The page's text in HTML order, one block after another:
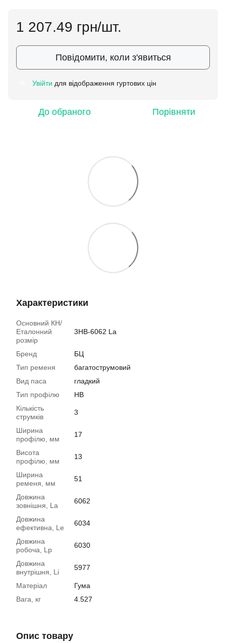
1 207.49 грн/шт.
Повідомити, коли з'явиться
Увійти для відображення гуртових цін
До обраного Порівняти
Характеристики
Основний КН/
Еталонний
розмір
3НB-6062 La
Бренд
БЦ
Тип ременя
багатострумовий
Вид паса
гладкий
Тип профілю
HB
Кількість
струмків
3
Ширина
профілю, мм
17
Висота
профілю, мм
13
Ширина
ременя, мм
51
Довжина
зовнішня, La
6062
Довжина
ефективна, Le
6034
Довжина
робоча, Lp
6030
Довжина
внутрішня, Li
5977
Матеріал
Гума
Вага, кг
4.527
Опис товару